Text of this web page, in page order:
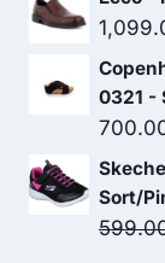
0321 -
Sort/